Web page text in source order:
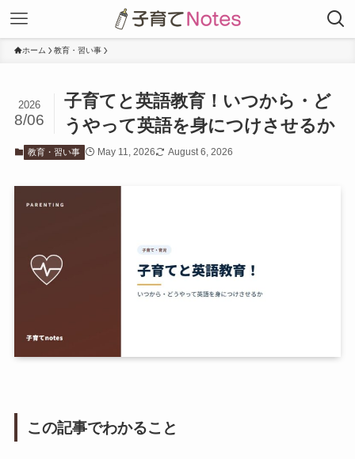
ホーム 教育・習い事
子育てと英語教育！いつから・ど
うやって英語を身につけさせるか
2026
8/06
教育・習い事 May 11, 2026 August 6, 2026
この記事でわかること